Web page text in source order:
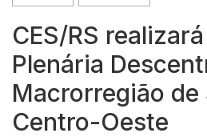
busca
CES/RS
Plenária
Macrorregião de
Centro-Oeste